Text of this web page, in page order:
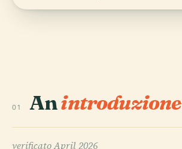
01 Anintroduzione
verificatoApril 2026